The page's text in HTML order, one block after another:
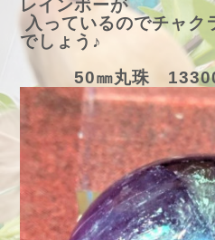
レインボーが
入っているのでチャク
でしょう♪
50㎜丸珠 13300